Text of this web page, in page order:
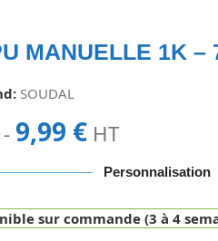
MANUELLE 1K –
SOUDAL
9,99 € HT
Personnalisation
sur commande (3 à 4